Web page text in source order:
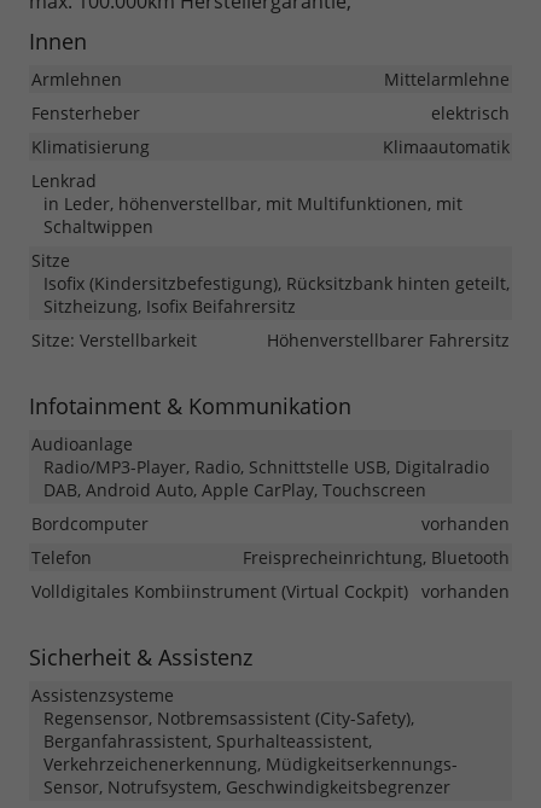
Innen
Armlehnen
Mittelarmlehne
Fensterheber
elektrisch
Klimatisierung
Klimaautomatik
Lenkrad
in Leder, höhenverstellbar, mit Multifunktionen, mit
Schaltwippen
Sitze
Isofix (Kindersitzbefestigung), Rücksitzbank hinten geteilt,
Sitzheizung, Isofix Beifahrersitz
Sitze: Verstellbarkeit
Höhenverstellbarer Fahrersitz
Infotainment & Kommunikation
Audioanlage
Radio/MP3-Player, Radio, Schnittstelle USB, Digitalradio
DAB, Android Auto, Apple CarPlay, Touchscreen
Bordcomputer
vorhanden
Telefon
Freisprecheinrichtung, Bluetooth
Volldigitales Kombiinstrument (Virtual Cockpit) vorhanden
Sicherheit & Assistenz
Assistenzsysteme
Regensensor, Notbremsassistent (City-Safety),
Berganfahrassistent, Spurhalteassistent,
Verkehrzeichenerkennung, Müdigkeitserkennungs-
Sensor, Notrufsystem, Geschwindigkeitsbegrenzer